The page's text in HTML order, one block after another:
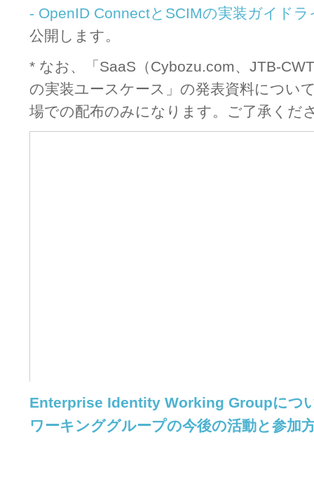
- OpenID ConnectとSCIMの実装ガイドラ
公開します。
* なお、
「SaaS（Cybozu.com、JTB-
の実装ユースケース」の発表資料につい
場での配布のみになります。ご了承くだ
Enterprise Identity Working Groupにつ
ワーキンググループの今後の活動と参加